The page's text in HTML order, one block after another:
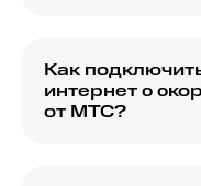
Как
интернет с
от МТС?